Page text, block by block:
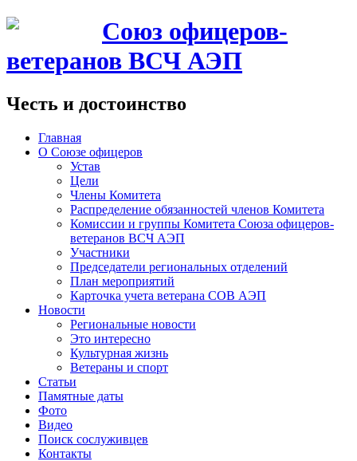
Союз офицеров-
ветеранов ВСЧ АЭП
Честь и достоинство
Главная
О Союзе офицеров
Устав
Цели
Члены Комитета
Распределение обязанностей членов Комитета
Комиссии и группы Комитета Союза офицеров-
ветеранов ВСЧ АЭП
Участники
Председатели региональных отделений
План мероприятий
Карточка учета ветерана CОВ АЭП
Новости
Региональные новости
Это интересно
Культурная жизнь
Ветераны и спорт
Статьи
Памятные даты
Фото
Видео
Поиск сослуживцев
Контакты